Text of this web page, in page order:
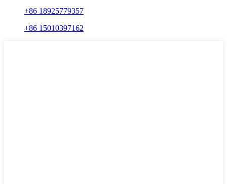
+86 18925779357
+86 15010397162